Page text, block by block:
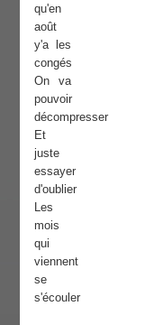
qu'en
août
y'a les
congés
On va
pouvoir
décompresser
Et
juste
essayer
d'oublier
Les
mois
qui
viennent
se
s'écouler